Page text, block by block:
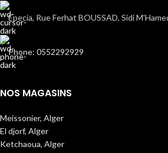
Epecia, Rue Ferhat BOUSSAD, Sidi
Phone: 0552292929
NOS MAGASINS
Meissonier, Alger
El djorf, Alger
Ketchaoua, Alger